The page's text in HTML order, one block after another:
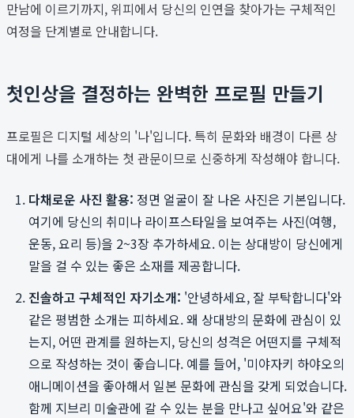
만남에 이르기까지, 위피에서 당신의 인연을 찾아가는 구체적인
여정을 단계별로 안내합니다.
첫인상을 결정하는 완벽한 프로필 만들기
프로필은 디지털 세상의 '나'입니다. 특히 문화와 배경이 다른 상
대에게 나를 소개하는 첫 관문이므로 신중하게 작성해야 합니다.
다채로운 사진 활용: 정면 얼굴이 잘 나온 사진은 기본입니다.
여기에 당신의 취미나 라이프스타일을 보여주는 사진(여행,
운동, 요리 등)을 2~3장 추가하세요. 이는 상대방이 당신에게
말을 걸 수 있는 좋은 소재를 제공합니다.
진솔하고 구체적인 자기소개: '안녕하세요, 잘 부탁합니다'와
같은 평범한 소개는 피하세요. 왜 상대방의 문화에 관심이 있
는지, 어떤 관계를 원하는지, 당신의 성격은 어떤지를 구체적
으로 작성하는 것이 좋습니다. 예를 들어, '미야자키 하야오의
애니메이션을 좋아해서 일본 문화에 관심을 갖게 되었습니다.
함께 지브리 미술관에 갈 수 있는 분을 만나고 싶어요'와 같은